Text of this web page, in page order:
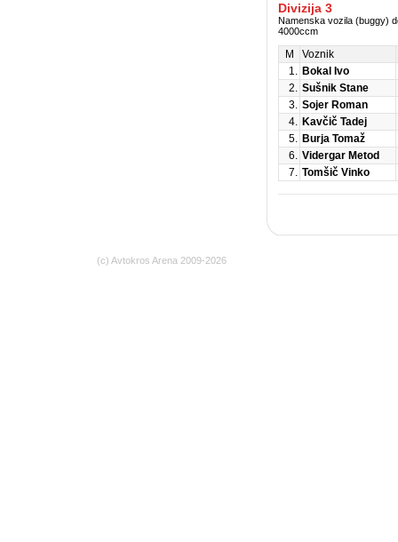
Divizija 3
Namenska vozila (buggy)
4000ccm
M
Voznik
1. Bokal Ivo
2. Sušnik Stane
3. Sojer Roman
4. Kavčič Tadej
5. Burja Tomaž
6. Vidergar Metod
7. Tomšič Vinko
(c) Avtokros Arena 2009-2026